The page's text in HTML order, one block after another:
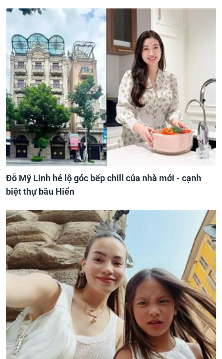
Đỗ Mỹ Linh hé lộ góc bếp chill của nhà mới - cạnh
biệt thự bầu Hiển